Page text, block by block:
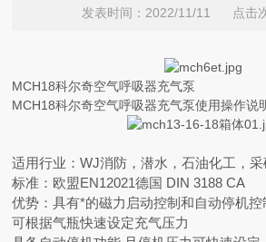
发表时间：2022/11/11 点击
MCH18科尔奇空气呼吸器充气泵
MCH18科尔奇空气呼吸器充气泵使用操作说
适用行业：WJ消防，潜水，石油化工，采
标准：欧盟EN12021德国 DIN 3188 CA
优势：具有*的磁力启动控制和自动停机控
可根据气瓶快速设定充气压力